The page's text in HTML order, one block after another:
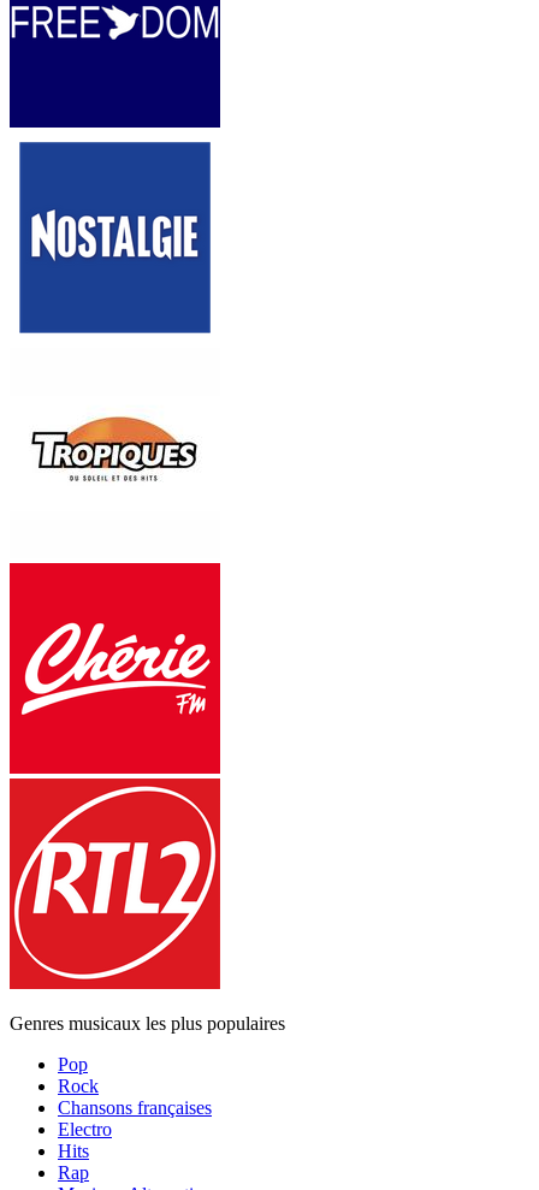
Genres musicaux les plus populaires
Pop
Rock
Chansons françaises
Electro
Hits
Rap